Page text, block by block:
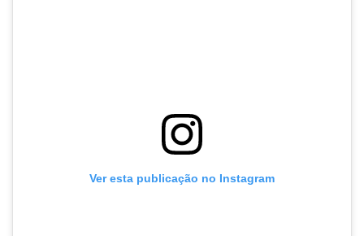
Ver esta publicação no Instagram